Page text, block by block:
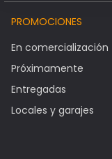
PROMOCIONES
En comercialización
Próximamente
Entregadas
Locales y garajes